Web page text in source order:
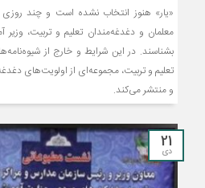
«یار» هنوز انتخاب نشده است و چند روزی
معلمان و دغدغه‌مندان تعلیم و تربیت،
بشناسند. در این شرایط و خارج از
تعلیم و تربیت، مجموعه‌ای از اولویت‌های
و منتشر می‌کند.
21
دی